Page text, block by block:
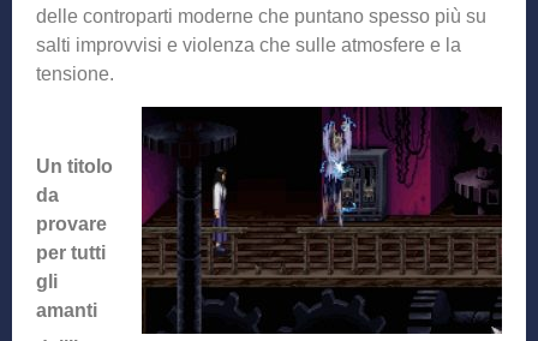
delle controparti moderne che puntano spesso più su
salti improvvisi e violenza che sulle atmosfere e la
tensione.
Un titolo
da
provare
per tutti
gli
amanti